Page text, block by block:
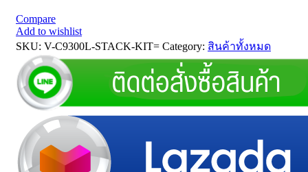
Compare
Add to wishlist
SKU: V-C9300L-STACK-KIT= Category: สินค้าทั้งหมด